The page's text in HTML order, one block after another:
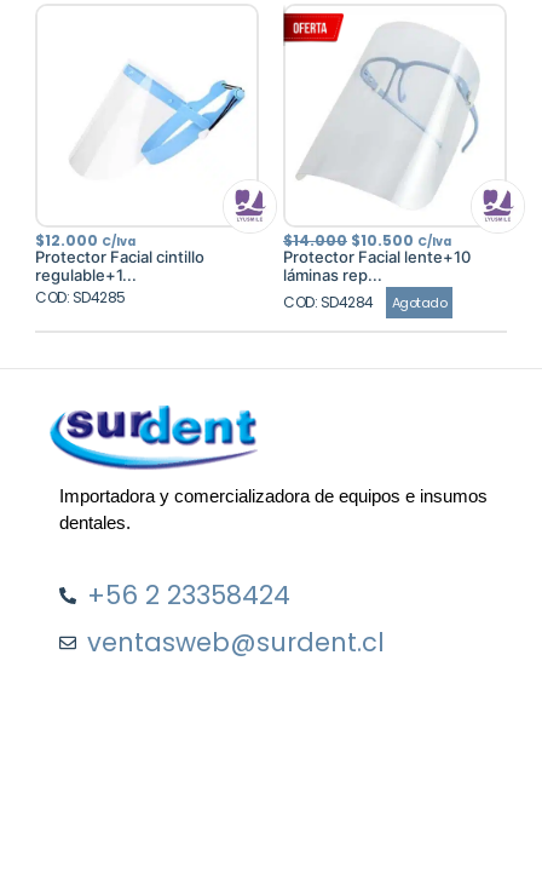
$12.000 C/Iva
Protector Facial cintillo
regulable+1...
COD: SD4285
$14.000 El
precio
original
era:
$14.000.
$10.500 El
precio
actual
es:
$10.500.
C/Iva
Protector Facial lente+10
láminas rep...
COD: SD4284 Agotado
Importadora y comercializadora de equipos e insumos
dentales.
+56 2 23358424
ventasweb@surdent.cl